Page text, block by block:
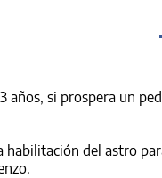
si prospera un
del astro